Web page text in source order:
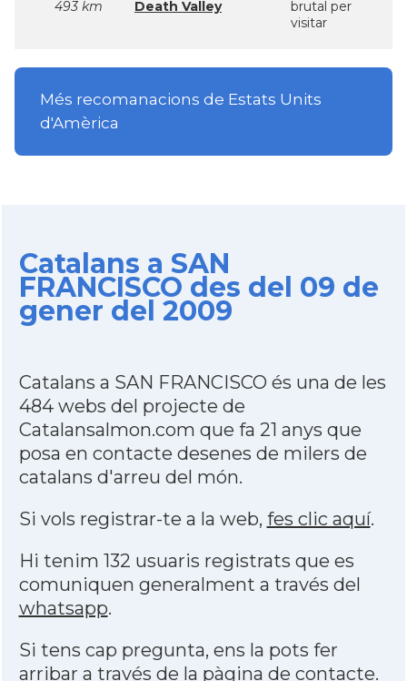
493 km
Death Valley
brutal per
visitar
Més recomanacions de Estats Units
d'Amèrica
Catalans a SAN
FRANCISCO des del 09 de
gener del 2009
Catalans a SAN FRANCISCO és una de les
484 webs del projecte de
Catalansalmon.com que fa 21 anys que
posa en contacte desenes de milers de
catalans d'arreu del món.
Si vols registrar-te a la web, fes clic aquí.
Hi tenim 132 usuaris registrats que es
comuniquen generalment a través del
whatsapp.
Si tens cap pregunta, ens la pots fer
arribar a través de la pàgina de contacte.